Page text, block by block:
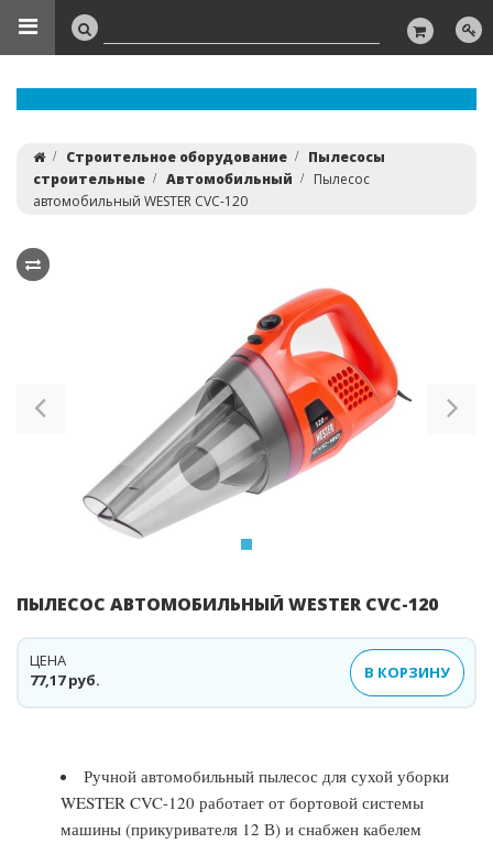
Строительное оборудование
Пылесосы
строительные
Автомобильный
Пылесос
автомобильный WESTER CVC-120
ПЫЛЕСОС АВТОМОБИЛЬНЫЙ WESTER CVC-120
77,17 руб.
ЦЕНА
В КОРЗИНУ
Ручной автомобильный пылесос для сухой уборки
WESTER CVC-120 работает от бортовой системы
машины (прикуривателя 12 В) и снабжен кабелем